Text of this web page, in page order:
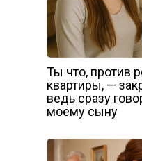
Ты что, против
квартиры, —
ведь сразу
моему сыну